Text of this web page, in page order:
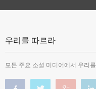
우리를 따르라
모든 주요 소셜 미디어에서 우리